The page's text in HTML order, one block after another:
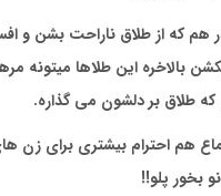
هم که از طلاق ناراحت بشن و
بالاخره این طلاها میتونه
طلاق بر دلشون می گذاره.
هم احترام بیشتری برای زن
بخور پلو!!